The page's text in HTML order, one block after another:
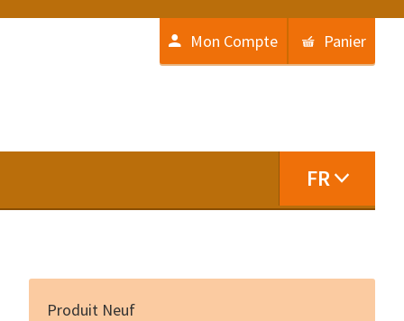
Mon Compte Panier
FR
Produit Neuf